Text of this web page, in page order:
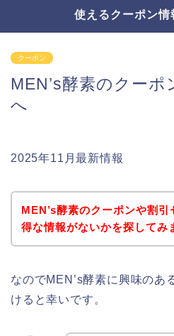
使えるクーポン情
クーポン
MEN’s酵素のクー
へ
2025年11月最新情報
MEN’s酵素のクーポンや割引
得な情報がないかを探してみ
なのでMEN’s酵素に興味のあ
けると幸いです。